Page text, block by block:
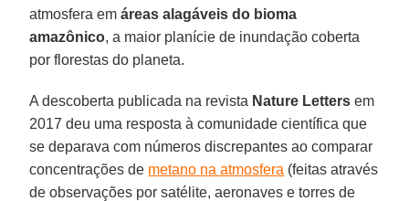
atmosfera emáreas alagáveis do bioma
amazônico, a maior planície de inundação coberta
por florestas do planeta.
A descoberta publicada na revista Nature Letters em
2017 deu uma resposta à comunidade científica que
se deparava com números discrepantes ao comparar
concentrações de metano na atmosfera (feitas através
de observações por satélite, aeronaves e torres de